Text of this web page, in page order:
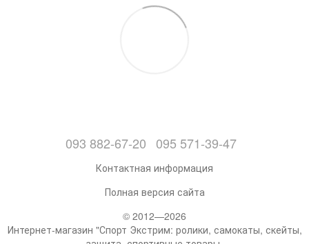
093 882-67-20 095 571-39-47
Контактная информация
Полная версия сайта
© 2012—2026
Интернет-магазин "Спорт Экстрим: ролики, самокаты, скейты,